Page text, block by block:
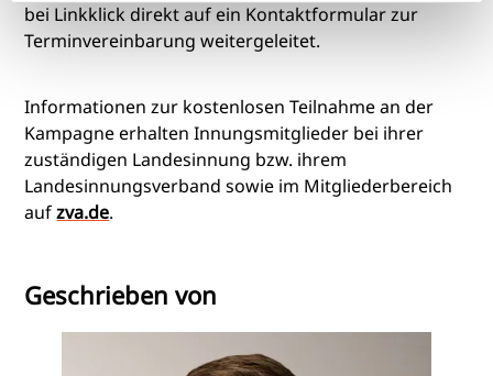
bei Linkklick direkt auf ein Kontaktformular zur
Terminvereinbarung weitergeleitet.
Informationen zur kostenlosen Teilnahme an der
Kampagne erhalten Innungsmitglieder bei ihrer
zuständigen Landesinnung bzw. ihrem
Landesinnungsverband sowie im Mitgliederbereich
aufzva.de.
Geschrieben von